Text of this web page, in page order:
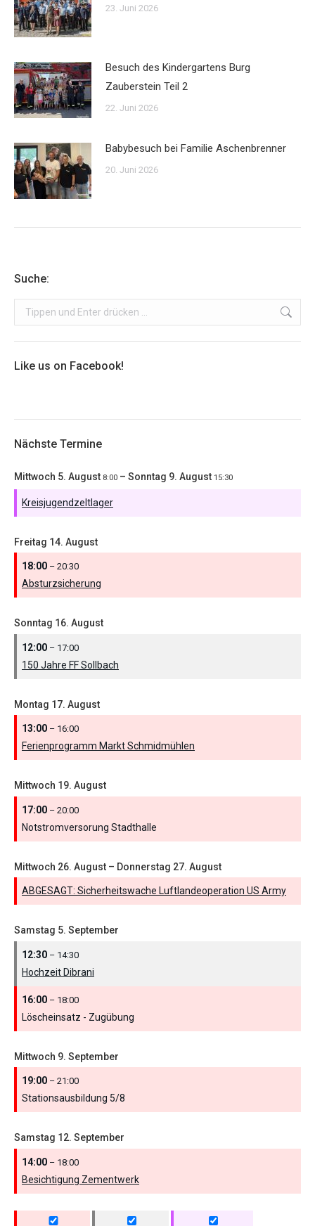
23. Juni 2026
Besuch des Kindergartens Burg
Zauberstein Teil 2
22. Juni 2026
Babybesuch bei Familie Aschenbrenner
20. Juni 2026
Suche:
Search:
Like us on Facebook!
Nächste Termine
Mittwoch 5. August 8:00 – Sonntag 9. August 15:30
Kreisjugendzeltlager
Freitag 14. August
18:00 – 20:30
Absturzsicherung
Sonntag 16. August
12:00 – 17:00
150 Jahre FF Sollbach
Montag 17. August
13:00 – 16:00
Ferienprogramm Markt Schmidmühlen
Mittwoch 19. August
17:00 – 20:00
Notstromversorung Stadthalle
Mittwoch 26. August – Donnerstag 27. August
ABGESAGT: Sicherheitswache Luftlandeoperation US Army
Samstag 5. September
12:30 – 14:30
Hochzeit Dibrani
16:00 – 18:00
Löscheinsatz - Zugübung
Mittwoch 9. September
19:00 – 21:00
Stationsausbildung 5/8
Samstag 12. September
14:00 – 18:00
Besichtigung Zementwerk